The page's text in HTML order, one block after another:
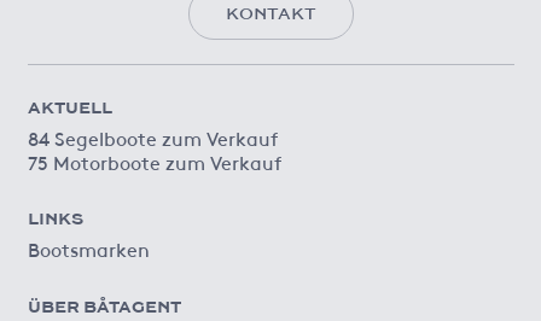
KONTAKT
AKTUELL
84 Segelboote zum Verkauf
75 Motorboote zum Verkauf
LINKS
Bootsmarken
ÜBER BÅTAGENT